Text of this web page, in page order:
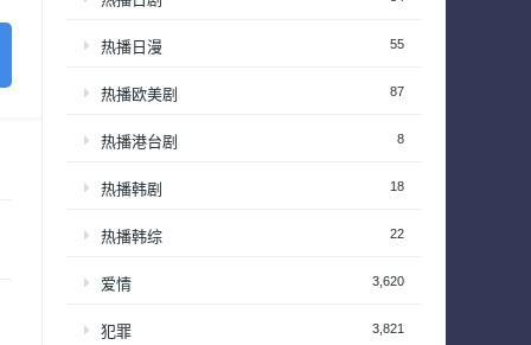
热播日漫 55
热播欧美剧 87
热播港台剧 8
热播韩剧 18
热播韩综 22
爱情 3,620
犯罪 3,821